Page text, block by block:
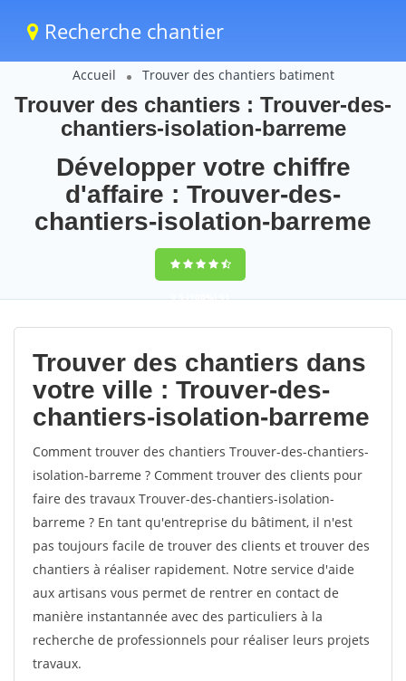
Recherche chantier
Accueil Trouver des chantiers batiment
Trouver des chantiers : Trouver-des-
chantiers-isolation-barreme
Développer votre chiffre
d'affaire : Trouver-des-
chantiers-isolation-barreme
9,5(100%)91
votes
Trouver des chantiers dans
votre ville : Trouver-des-
chantiers-isolation-barreme
Comment trouver des chantiers Trouver-des-chantiers-
isolation-barreme ? Comment trouver des clients pour
faire des travaux Trouver-des-chantiers-isolation-
barreme ? En tant qu'entreprise du bâtiment, il n'est
pas toujours facile de trouver des clients et trouver des
chantiers à réaliser rapidement. Notre service d'aide
aux artisans vous permet de rentrer en contact de
manière instantannée avec des particuliers à la
recherche de professionnels pour réaliser leurs projets
travaux.